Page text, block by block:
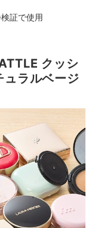
証で使用
クッシ
ュラルベージ